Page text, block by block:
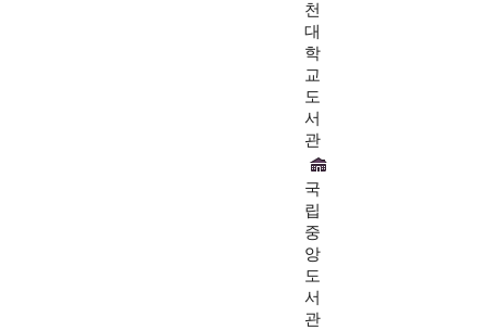
천
대
학
교
도
서
관
국
립
중
앙
도
서
관